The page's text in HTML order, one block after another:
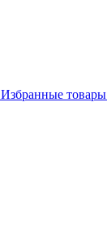
Избранные товары